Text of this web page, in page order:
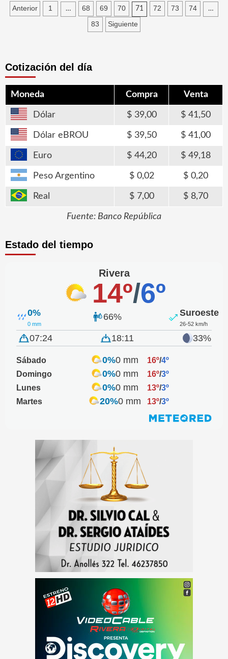
Paginación
Anterior 1 … 68 69 70 71 72 73 74 …
83 Siguiente
Cotización del día
Moneda Compra Venta
Dólar 39,00 41,50
Dólar eBROU 39,50 41,00
Euro 44,20 49,18
Peso Argentino 0,02 0,20
Real 7,00 8,70
Fuente: Banco República
Estado del tiempo
Rivera
14º/6º
0%
0 mm
66% Suroeste
26-52 km/h
07:24 18:11 33%
Sábado 0%0 mm 16º/4º
Domingo
0%0 mm 16º/3º
Lunes
0%0 mm 13º/3º
Martes
20%0 mm 13º/3º